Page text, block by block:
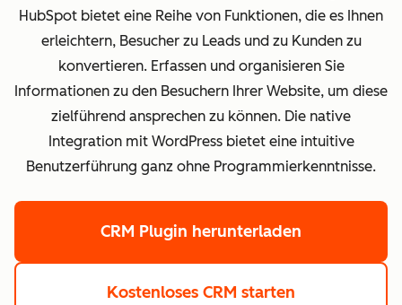
HubSpot bietet eine Reihe von Funktionen, die es Ihnen
erleichtern, Besucher zu Leads und zu Kunden zu
konvertieren. Erfassen und organisieren Sie
Informationen zu den Besuchern Ihrer Website, um diese
zielführend ansprechen zu können. Die native
Integration mit WordPress bietet eine intuitive
Benutzerführung ganz ohne Programmierkenntnisse.
CRM Plugin herunterladen
Kostenloses CRM starten